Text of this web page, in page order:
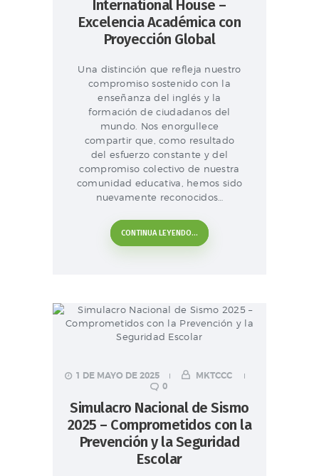
International House –
Excelencia Académica con
Proyección Global
Una distinción que refleja nuestro
compromiso sostenido con la
enseñanza del inglés y la
formación de ciudadanos del
mundo. Nos enorgullece
compartir que, como resultado
del esfuerzo constante y del
compromiso colectivo de nuestra
comunidad educativa, hemos sido
nuevamente reconocidos…
CONTINUA LEYENDO...
1 DE MAYO DE 2025
MKTCCC
0
Simulacro Nacional de Sismo
2025 – Comprometidos con la
Prevención y la Seguridad
Escolar